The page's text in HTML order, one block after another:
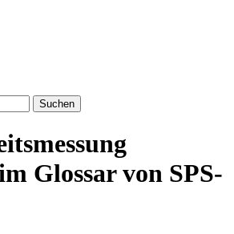
Suchen
Glossar von SPS-